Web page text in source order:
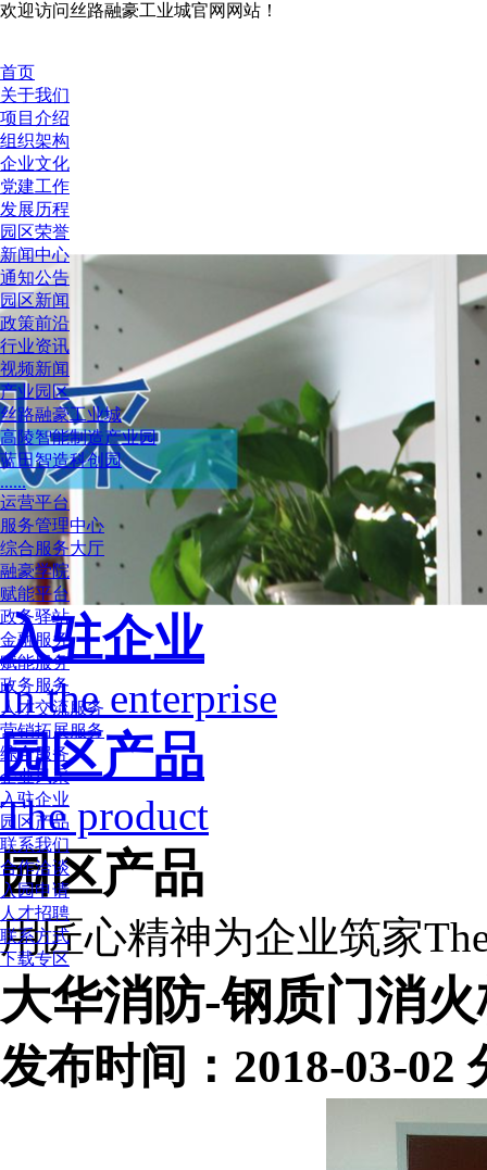
欢迎访问丝路融豪工业城官网网站！
首页
关于我们
项目介绍
组织架构
企业文化
党建工作
发展历程
园区荣誉
新闻中心
通知公告
园区新闻
政策前沿
行业资讯
视频新闻
产业园区
丝路融豪工业城
高陵智能制造产业园
蓝田智造科创园
......
运营平台
服务管理中心
综合服务大厅
融豪学院
赋能平台
政务驿站
金融服务
赋能服务
政务服务
人才交流服务
营销拓展服务
综合服务
企业风采
入驻企业
园区产品
联系我们
合作洽谈
入园申请
人才招聘
联系方式
下载专区
入驻企业
In the enterprise
园区产品
The product
园区产品
用匠心精神为企业筑家
大华消防-钢质门消
发布时间：2018-03-02